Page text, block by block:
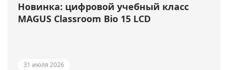
Новинка: цифровой учебный класс
MAGUS Classroom Bio 15 LCD
31 июля 2026